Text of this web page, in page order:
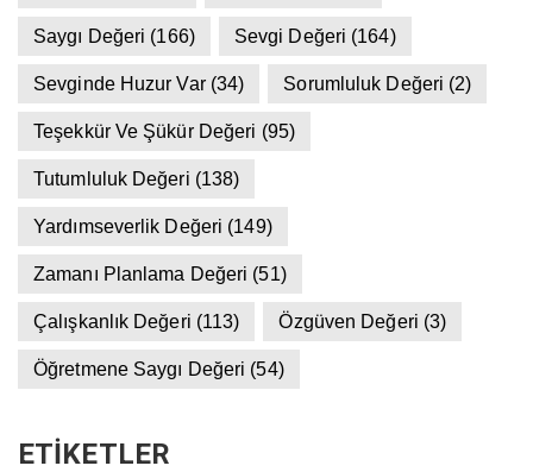
Saygı Değeri (166) Sevgi Değeri (164)
Sevginde Huzur Var(34) Sorumluluk Değeri (2)
Teşekkür Ve Şükür Değeri (95)
Tutumluluk Değeri (138)
Yardımseverlik Değeri (149)
Zamanı Planlama Değeri (51)
Çalışkanlık Değeri (113) Özgüven Değeri (3)
Öğretmene Saygı Değeri (54)
ETIKETLER